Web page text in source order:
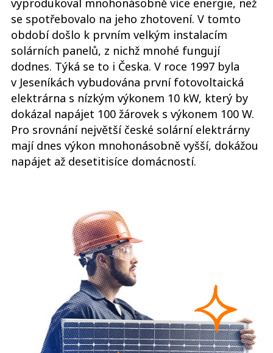
vyprodukoval mnohonásobně více energie, než
se spotřebovalo na jeho zhotovení. V tomto
období došlo k prvním velkým instalacím
solárních panelů, z nichž mnohé fungují
dodnes. Týká se to i Česka. V roce 1997 byla
v Jeseníkách vybudována první fotovoltaická
elektrárna s nízkým výkonem 10 kW, který by
dokázal napájet 100 žárovek s výkonem 100 W.
Pro srovnání největší české solární elektrárny
mají dnes výkon mnohonásobně vyšší, dokážou
napájet až desetitisíce domácností.